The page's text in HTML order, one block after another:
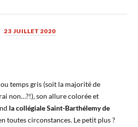
23 JUILLET 2020
temps gris (soit la majorité de
non…?!), son allure colorée et
la collégiale Saint-Barthélemy de
toutes circonstances. Le petit plus ?